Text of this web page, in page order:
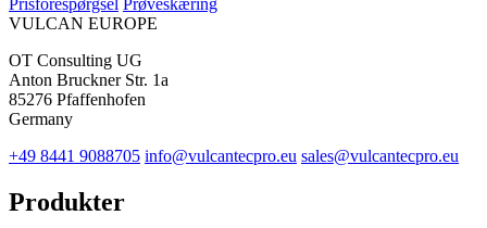
Prisforespørgsel
Prøveskæring
VULCAN EUROPE
OT Consulting UG
Anton Bruckner Str. 1a
85276 Pfaffenhofen
Germany
+49 8441 9088705 info@vulcantecpro.eu sales@vulcantecpro.eu
Produkter